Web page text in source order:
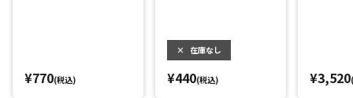
¥770(税込)
× 在庫なし
¥440(税込) ¥3,520